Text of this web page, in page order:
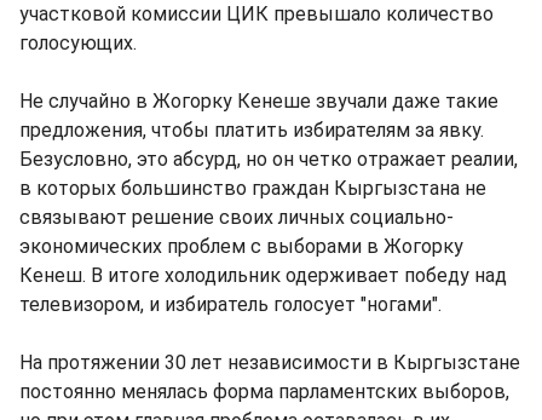
участковой комиссии ЦИК превышало количество
голосующих.
Не случайно в Жогорку Кенеше звучали даже такие
предложения, чтобы платить избирателям за явку.
Безусловно, это абсурд, но он четко отражает реалии,
в которых большинство граждан Кыргызстана не
связывают решение своих личных социально-
экономических проблем с выборами в Жогорку
Кенеш. В итоге холодильник одерживает победу над
телевизором, и избиратель голосует "ногами".
На протяжении 30 лет независимости в Кыргызстане
постоянно менялась форма парламентских выборов,